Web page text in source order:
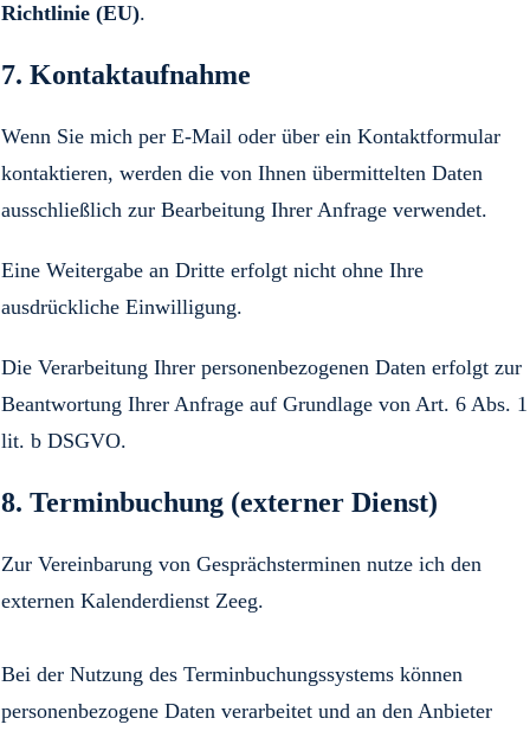
Richtlinie (EU).
7. Kontaktaufnahme
Wenn Sie mich per E-Mail oder über ein Kontaktformular
kontaktieren, werden die von Ihnen übermittelten Daten
ausschließlich zur Bearbeitung Ihrer Anfrage verwendet.
Eine Weitergabe an Dritte erfolgt nicht ohne Ihre
ausdrückliche Einwilligung.
Die Verarbeitung Ihrer personenbezogenen Daten erfolgt zur
Beantwortung Ihrer Anfrage auf Grundlage von Art. 6 Abs. 1
lit. b DSGVO.
8. Terminbuchung (externer Dienst)
Zur Vereinbarung von Gesprächsterminen nutze ich den
externen Kalenderdienst Zeeg.
Bei der Nutzung des Terminbuchungssystems können
personenbezogene Daten verarbeitet und an den Anbieter